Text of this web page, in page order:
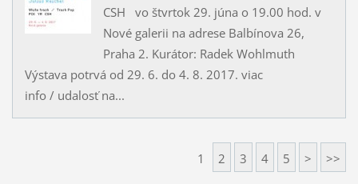
CSH vo štvrtok 29. júna o 19.00 hod. v
Nové galerii na adrese Balbínova 26,
Praha 2. Kurátor: Radek Wohlmuth
Výstava potrvá od 29. 6. do 4. 8. 2017. viac
info / udalosť na...
1 2 3 4 5 > >>